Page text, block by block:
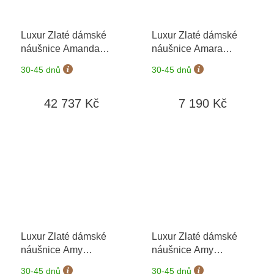
Luxur Zlaté dámské
náušnice Amanda
6689351-0-0-99
30-45 dnů
42 737 Kč
Luxur Zlaté dámské
náušnice Amara
6680404-0-0-1
možnost výměny do 90
30-45 dnů
7 190 Kč
Luxur Zlaté dámské
náušnice Amy
+ možnost
30-45 dnů
Luxur Zlaté dámské
náušnice Amy
+ možnost
30-45 dnů